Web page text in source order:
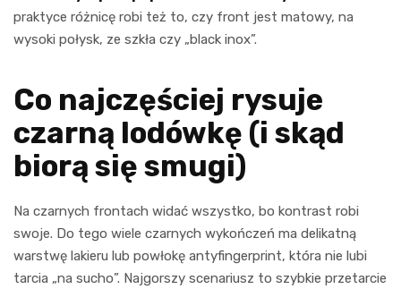
praktyce różnicę robi też to, czy front jest matowy, na
wysoki połysk, ze szkła czy „black inox”.
Co najczęściej rysuje
czarną lodówkę (i skąd
biorą się smugi)
Na czarnych frontach widać wszystko, bo kontrast robi
swoje. Do tego wiele czarnych wykończeń ma delikatną
warstwę lakieru lub powłokę antyfingerprint, która nie lubi
tarcia „na sucho”. Najgorszy scenariusz to szybkie przetarcie